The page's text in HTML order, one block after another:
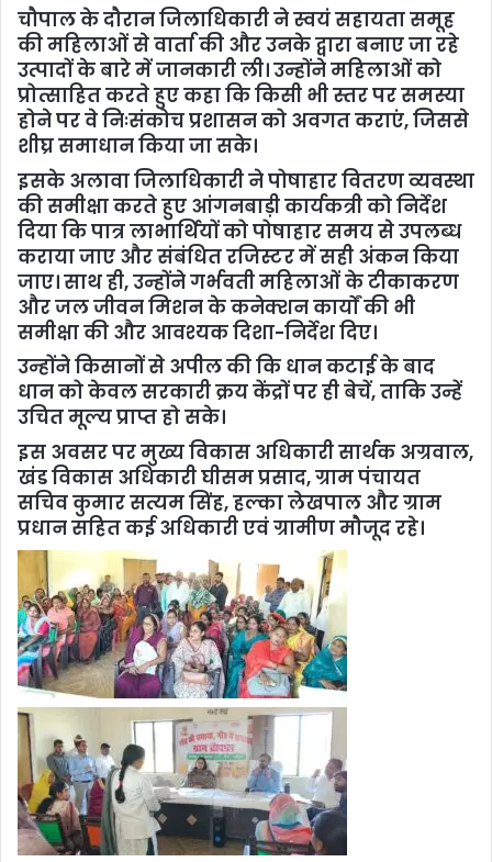
चौपाल के दौरान जिलाधिकारी ने स्वयं सहायता समूह
की महिलाओं से वार्ता की और उनके द्वारा बनाए जा रहे
उत्पादों के बारे में जानकारी ली। उन्होंने महिलाओं को
प्रोत्साहित करते हुए कहा कि किसी भी स्तर पर समस्या
होने पर वे निःसंकोच प्रशासन को अवगत कराएं, जिससे
शीघ्र समाधान किया जा सके।
इसके अलावा जिलाधिकारी ने पोषाहार वितरण व्यवस्था
की समीक्षा करते हुए आंगनबाड़ी कार्यकत्री को निर्देश
दिया कि पात्र लाभार्थियों को पोषाहार समय से उपलब्ध
कराया जाए और संबंधित रजिस्टर में सही अंकन किया
जाए। साथ ही, उन्होंने गर्भवती महिलाओं के टीकाकरण
और जल जीवन मिशन के कनेक्शन कार्यों की भी
समीक्षा की और आवश्यक दिशा-निर्देश दिए।
उन्होंने किसानों से अपील की कि धान कटाई के बाद
धान को केवल सरकारी क्रय केंद्रों पर ही बेचें, ताकि उन्हें
उचित मूल्य प्राप्त हो सके।
इस अवसर पर मुख्य विकास अधिकारी सार्थक अग्रवाल,
खंड विकास अधिकारी घीसम प्रसाद, ग्राम पंचायत
सचिव कुमार सत्यम सिंह, हल्का लेखपाल और ग्राम
प्रधान सहित कई अधिकारी एवं ग्रामीण मौजूद रहे।